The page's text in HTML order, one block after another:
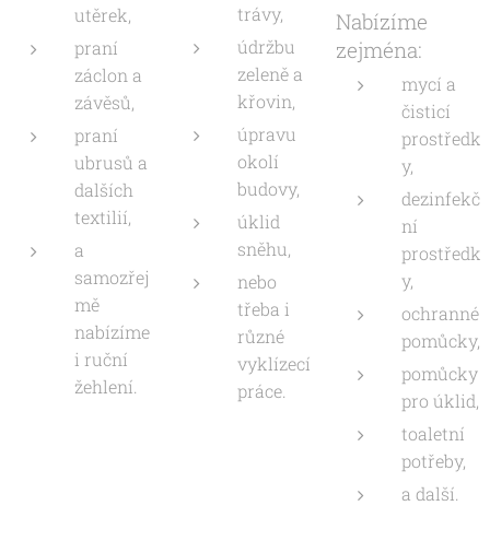
utěrek,
praní
záclon a
závěsů,
praní
ubrusů a
dalších
textilií,
a
samozřej
mě
nabízíme
i ruční
žehlení.
trávy,
údržbu
zeleně a
křovin,
úpravu
okolí
budovy,
úklid
sněhu,
nebo
třeba i
různé
vyklízecí
práce.
Nabízíme
zejména:
mycí a
čisticí
prostředk
y,
dezinfekč
ní
prostředk
y,
ochranné
pomůcky,
pomůcky
pro úklid,
toaletní
potřeby,
a další.